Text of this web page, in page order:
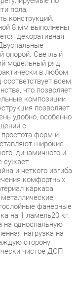
декоративная
Светлый
модельный ряд
в любом
всем
что позволяет
композиции
позволяет
удобно, особенно
с
форм и
широкие
динамичного и
и четкого изгиба
комфортных
каркаса
фанерные
на 1 ламель20 кг.
односпальную
нагрузка на
сторону
чистое ДСП
информации
номера
Готовые